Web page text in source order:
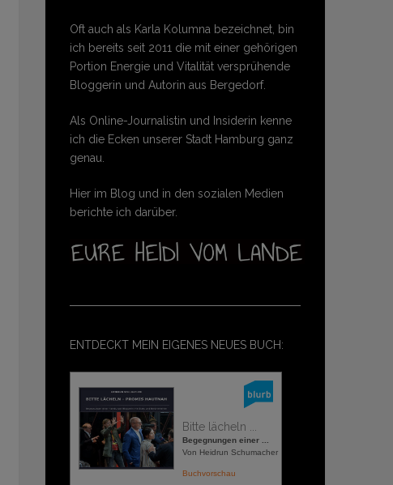
Oft auch als Karla Kolumna bezeichnet, bin
ich bereits seit 2011 die mit einer gehörigen
Portion Energie und Vitalität versprühende
Bloggerin und Autorin aus Bergedorf.
Als Online-Journalistin und Insiderin kenne
ich die Ecken unserer Stadt Hamburg ganz
genau.
Hier im Blog und in den sozialen Medien
berichte ich darüber.
ENTDECKT MEIN EIGENES NEUES BUCH:
Bitte lächeln ...
Begegnungen einer ...
Von Heidrun Schumacher
Buchvorschau